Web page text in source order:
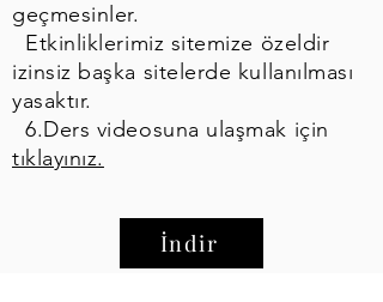
geçmesinler.
Etkinliklerimiz sitemize özeldir
izinsiz başka sitelerde kullanılması
yasaktır.
6.Ders videosuna ulaşmak için
tıklayınız.
İndir